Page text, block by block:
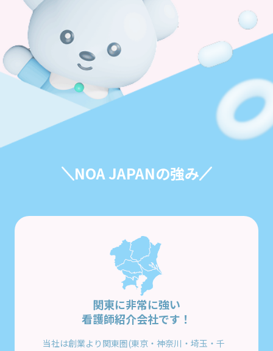
NOA JAPANの強み
関東に非常に強い
看護師紹介会社です！
当社は創業より関東圏(東京・神奈川・埼玉・千